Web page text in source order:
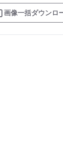
画像一括ダウンロ